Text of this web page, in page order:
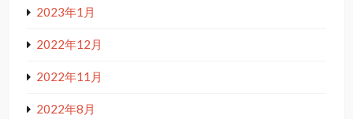
2023年1月
2022年12月
2022年11月
2022年8月